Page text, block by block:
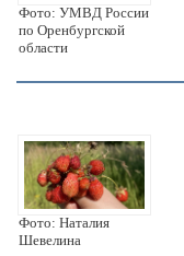
Фото: УМВД России
по Оренбургской
области
Фото: Наталия
Шевелина